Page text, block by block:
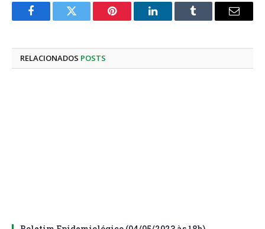
FacebookTwitter Pinterest LinkedInTumblr
E-
RELACIONADOS POSTS